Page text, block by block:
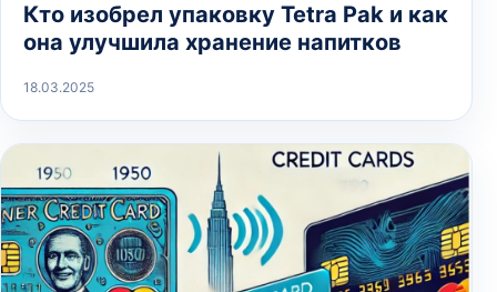
Кто изобрел упаковку Tetra Pak и как
она улучшила хранение напитков
18.03.2025